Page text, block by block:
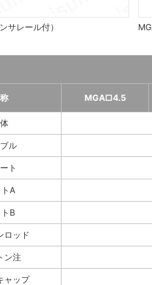
サレール付）
MGA□4.5
ル
ト
A
B
ロッド
ン注
ャップ